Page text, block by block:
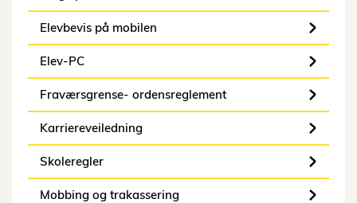
Elevbevis på mobilen
Elev-PC
Fraværsgrense- ordensreglement
Karriereveiledning
Skoleregler
Mobbing og trakassering